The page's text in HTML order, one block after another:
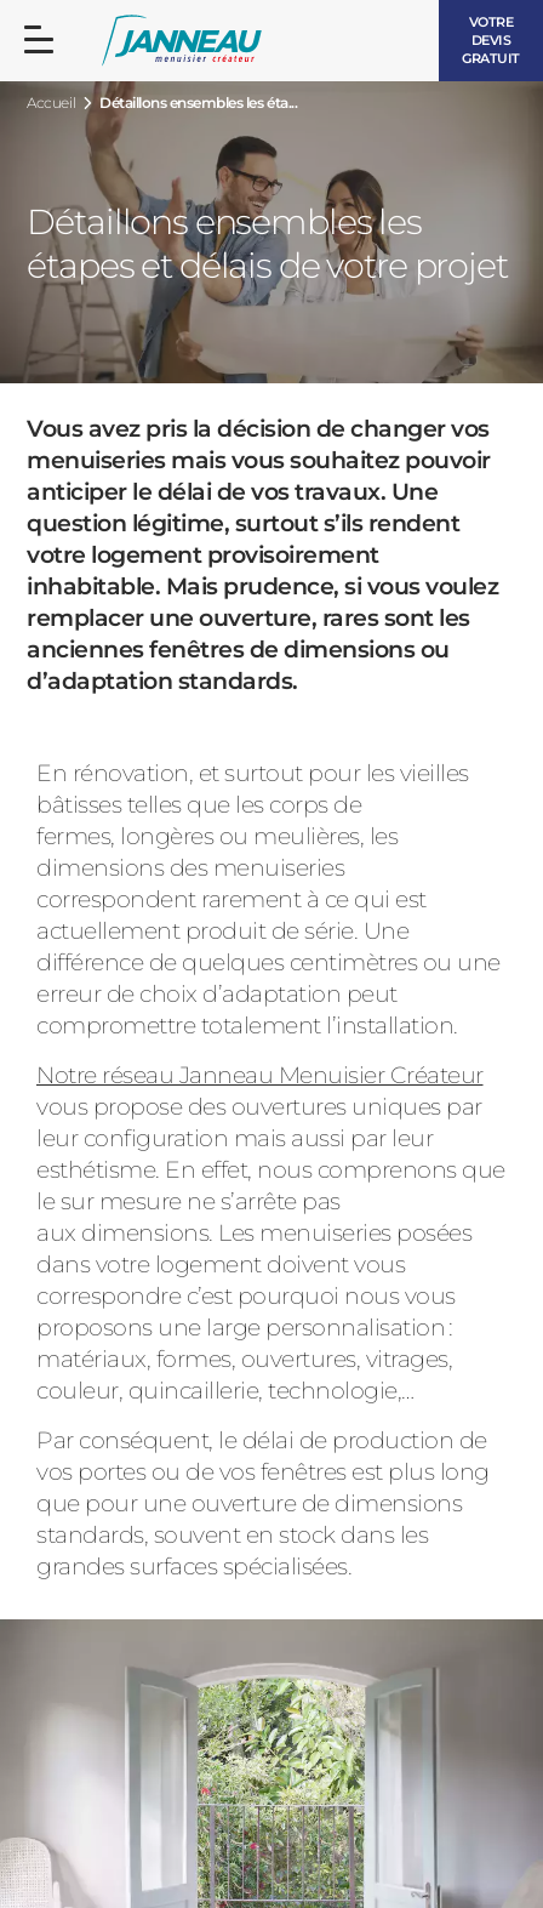
VOTRE
DEVIS
GRATUIT
Accueil Détaillons ensembles les éta...
Détaillons ensembles les
étapes et délais de votre projet
Vous avez pris la décision de changer vos
menuiseries mais vous souhaitez pouvoir
anticiper le délai de vos travaux. Une
question légitime, surtout s’ils rendent
votre logement provisoirement
inhabitable. Mais prudence, si vous voulez
remplacer une ouverture, rares sont les
anciennes fenêtres de dimensions ou
d’adaptation standards.
En rénovation, et surtout pour les vieilles
bâtisses telles que les corps de
fermes, longères ou meulières, les
dimensions des menuiseries
correspondent rarement à ce qui est
actuellement produit de série. Une
différence de quelques centimètres ou une
erreur de choix d’adaptation peut
compromettre totalement l’installation.
Notre réseau Janneau Menuisier Créateur
vous propose des ouvertures uniques par
leur configuration mais aussi par leur
esthétisme. En effet, nous comprenons que
le sur mesure ne s’arrête pas
aux dimensions. Les menuiseries posées
dans votre logement doivent vous
correspondre c’est pourquoi nous vous
proposons une large personnalisation :
matériaux, formes, ouvertures, vitrages,
couleur, quincaillerie, technologie,…
Par conséquent, le délai de production de
vos portes ou de vos fenêtres est plus long
que pour une ouverture de dimensions
standards, souvent en stock dans les
grandes surfaces spécialisées.
FENÊTRES ET PORTES-FENÊTRES
BOIS
PVC
ALUMINIUM
ACIER
BAIES VITRÉES
PORTES D’ENTRÉE
LES CONTEMPORAINES
LES INTEMPORELLES
LES LUMINEUSES
VOLETS ROULANTS
PERGOLAS
PORTAILS ET PORTILLONS
CARPORTS
CLÔTURES